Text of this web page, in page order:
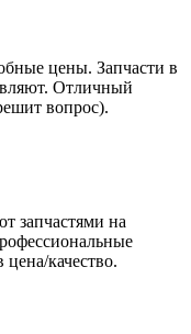
цены. Запчасти в
Отличный
вопрос).
запчастями на
качество.